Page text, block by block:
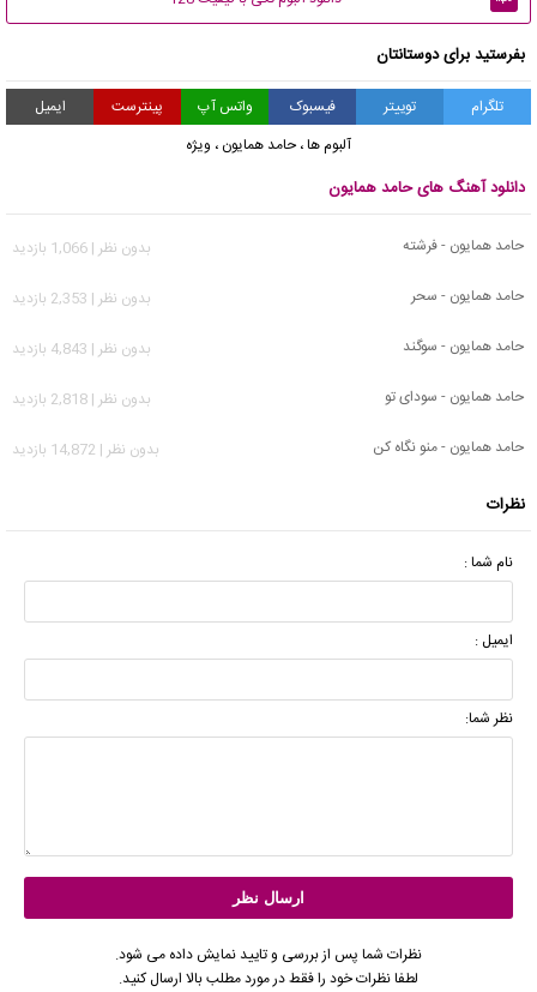
بفرستید برای دوستانتان
تلگرام توییتر فیسبوک واتس آپ پینترست
ایمیل
آلبوم ها، حامد همایون ، ویژه
دانلود آهنگ های حامد همایون
حامد همایون - فرشته
بدون نظر | 1,066 بازدید
حامد همایون - سحر
بدون نظر | 2,353 بازدید
حامد همایون - سوگند
بدون نظر | 4,843 بازدید
حامد همایون - سودای تو
بدون نظر | 2,818 بازدید
حامد همایون - منو نگاه کن
بدون نظر | 14,872 بازدید
نظرات
نام شما :
ایمیل :
نظر شما:
نظرات شما پس از بررسی و تایید نمایش داده می شود.
لطفا نظرات خود را فقط در مورد مطلب بالا ارسال کنید.